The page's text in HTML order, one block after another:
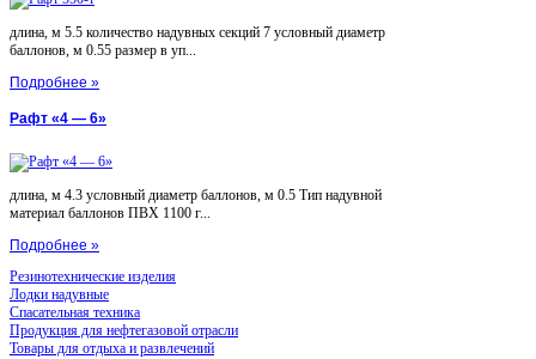
длина, м 5.5 количество надувных секций 7 условный диаметр
баллонов, м 0.55 размер в уп...
Подробнее »
Рафт «4 — 6»
длина, м 4.3 условный диаметр баллонов, м 0.5 Тип надувной
материал баллонов ПВХ 1100 г...
Подробнее »
Резинотехнические изделия
Лодки надувные
Спасательная техника
Продукция для нефтегазовой отрасли
Товары для отдыха и развлечений